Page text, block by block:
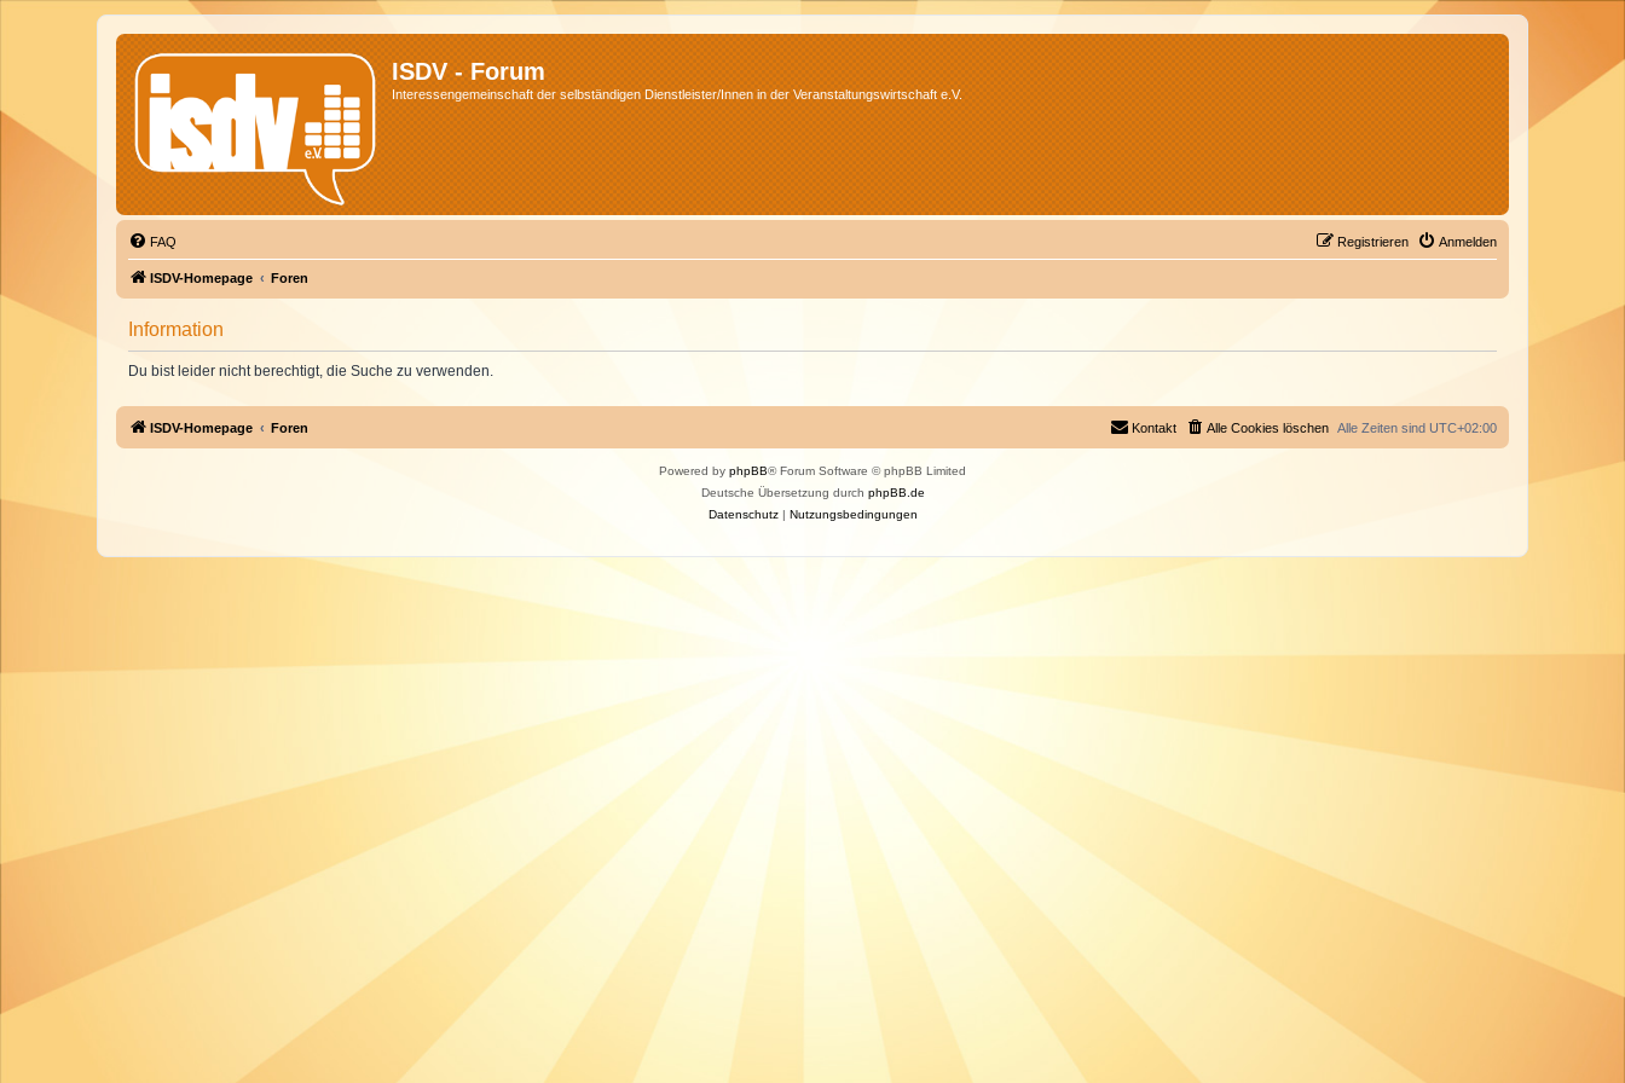
ISDV - Forum
Interessengemeinschaft der selbständigen Dienstleister/Innen in der Veranstaltungswirtschaft e.V.
FAQ Anmelden
Registrieren
ISDV-Homepage Foren
Information
Du bist leider nicht berechtigt, die Suche zu verwenden.
ISDV-Homepage Foren Alle Zeiten sind UTC+02:00
Alle Cookies löschen
Kontakt
Powered by phpBB® Forum Software © phpBB Limited
Deutsche Übersetzung durch phpBB.de
Datenschutz| Nutzungsbedingungen